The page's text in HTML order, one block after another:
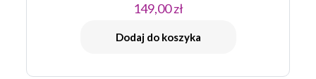
149,00zł
Dodaj do koszyka